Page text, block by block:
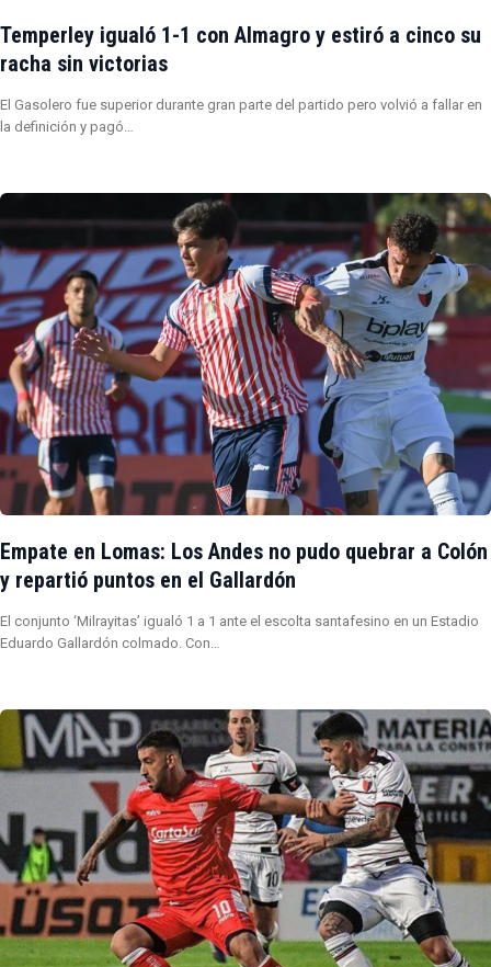
Temperley igualó 1-1 con Almagro y estiró a cinco su
racha sin victorias
El Gasolero fue superior durante gran parte del partido pero volvió a fallar en
la definición y pagó…
Empate en Lomas: Los Andes no pudo quebrar a Colón
y repartió puntos en el Gallardón
El conjunto ‘Milrayitas’ igualó 1 a 1 ante el escolta santafesino en un Estadio
Eduardo Gallardón colmado. Con…